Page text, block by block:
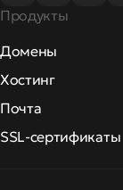
Продукты
Домены
Хостинг
Почта
SSL-сертификаты